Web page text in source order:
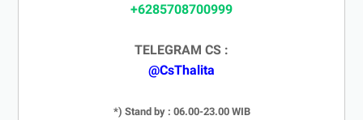
+6285708700999
TELEGRAM CS :
@CsThalita
*) Stand by : 06.00-23.00 WIB